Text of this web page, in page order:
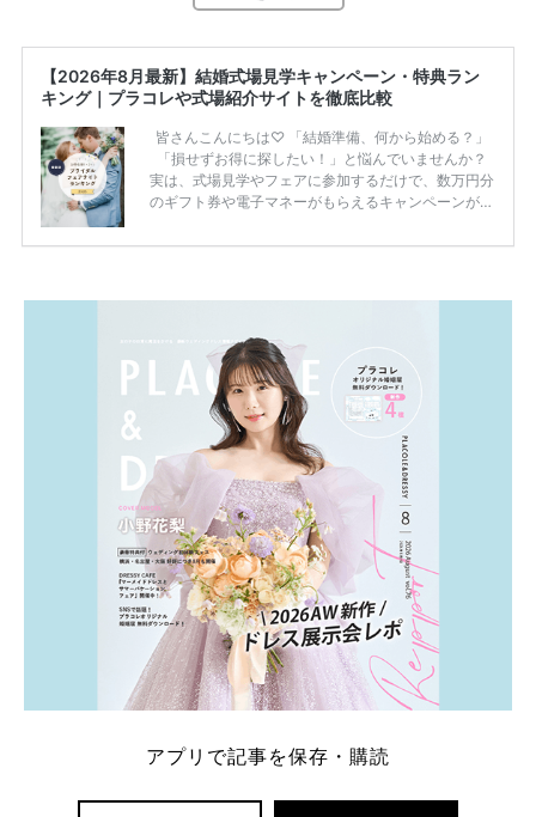
【2026年8月最新】結婚式場見学キャンペーン・特典ラン
キング｜プラコレや式場紹介サイトを徹底比較
皆さんこんにちは♡ 「結婚準備、何から始める？」
「損せずお得に探したい！」と悩んでいませんか？
実は、式場見学やフェアに参加するだけで、数万円分
のギフト券や電子マネーがもらえるキャンペーンがあ
ため、比較せずに選ぶと損をしてしまうことも……。
一番お得？」「プラコレの特典は？」といった疑問も
解決します。 まずは診断で候補を絞れる「ウェディ
ング診断」か、体験型 […]続きを読む
アプリで記事を保存・購読